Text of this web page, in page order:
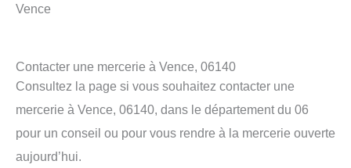
Vence
Contacter une mercerie à Vence, 06140
Consultez la page si vous souhaitez contacter une
mercerie à Vence, 06140, dans le département du 06
pour un conseil ou pour vous rendre à la mercerie ouverte
aujourd’hui.